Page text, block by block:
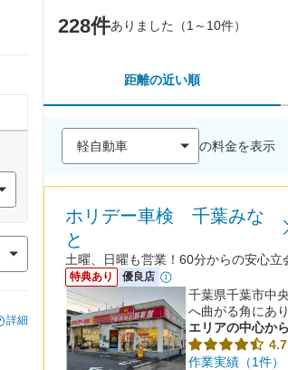
詳細
228件ありました（1～10件）
距離の近い順
の料金を表示
ホリデー車検 千葉みな
と
土曜、日曜も営業！60分からの安心立
特典あり 優良店
千葉県千葉市中
へ曲がる角にあり
エリアの中心から
4.7
作業実績（1件）